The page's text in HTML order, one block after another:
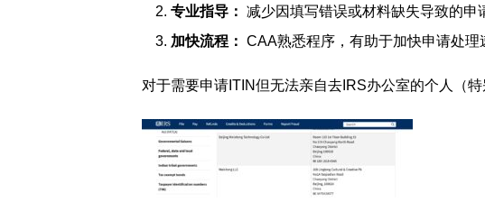
专业指导： 减少因填写错误或材料缺失导致的申
加快流程： CAA熟悉程序，有助于加快申请处理
对于需要申请ITIN但无法亲自去IRS办公室的个人（